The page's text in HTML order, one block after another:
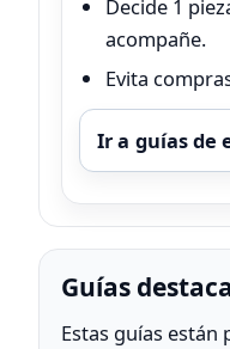
Decide 1
acompañe.
Evita
Ir a guías de
Guías
Estas guías están